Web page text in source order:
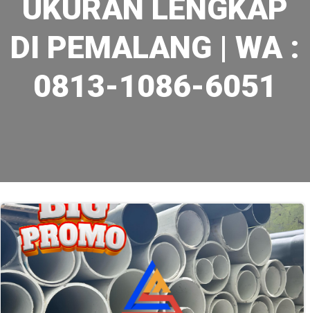
UKURAN LENGKAP
DI PEMALANG | WA :
0813-1086-6051